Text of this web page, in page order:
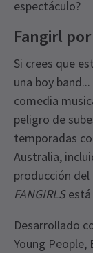
espectáculo?
Fangirl por
Si crees que
una boy
comedia
peligro de
temporadas
Australia,
producción
FANGIRLSestá
Desarrollado
Young People,